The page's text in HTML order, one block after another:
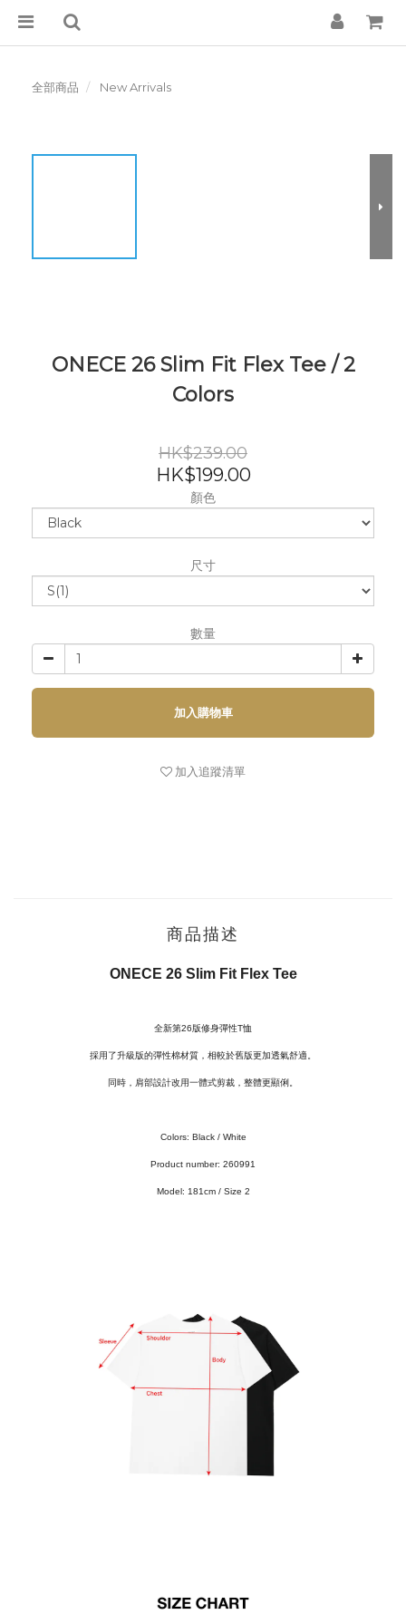
全部商品 New Arrivals
ONECE 26 Slim Fit Flex Tee / 2
Colors
HK$239.00
HK$199.00
顏色
尺寸
數量
加入購物車
加入追蹤清單
商品描述
ONECE 26 Slim Fit Flex Tee
全新第26版修身彈性T恤
採用了升級版的彈性棉材質，相較於舊版更加透氣舒適。
同時，肩部設計改用一體式剪裁，整體更顯俐。
Colors: Black / White
Product number: 260991
Model: 181cm / Size 2